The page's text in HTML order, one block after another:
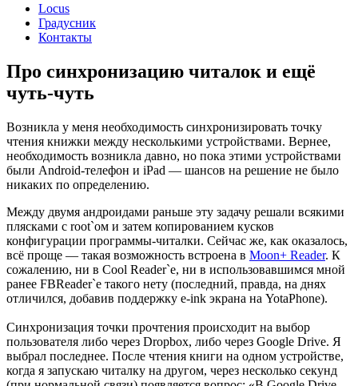
Locus
Градусник
Контакты
Про синхронизацию читалок и ещё
чуть-чуть
Возникла у меня необходимость синхронизировать точку
чтения книжки между несколькими устройствами. Вернее,
необходимость возникла давно, но пока этими устройствами
были Android-телефон и iPad — шансов на решение не было
никаких по определению.
Между двумя андроидами раньше эту задачу решали всякими
плясками с root`ом и затем копированием кусков
конфигурации программы-читалки. Сейчас же, как оказалось,
всё проще — такая возможность встроена в Moon+ Reader. К
сожалению, ни в Cool Reader`е, ни в использовавшимся мной
ранее FBReader`е такого нету (последний, правда, на днях
отличился, добавив поддержку e-ink экрана на YotaPhone).
Синхронизация точки прочтения происходит на выбор
пользователя либо через Dropbox, либо через Google Drive. Я
выбрал последнее. После чтения книги на одном устройстве,
когда я запускаю читалку на другом, через несколько секунд